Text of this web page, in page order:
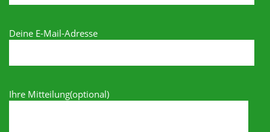
Deine E-Mail-Adresse
Ihre Mitteilung(optional)